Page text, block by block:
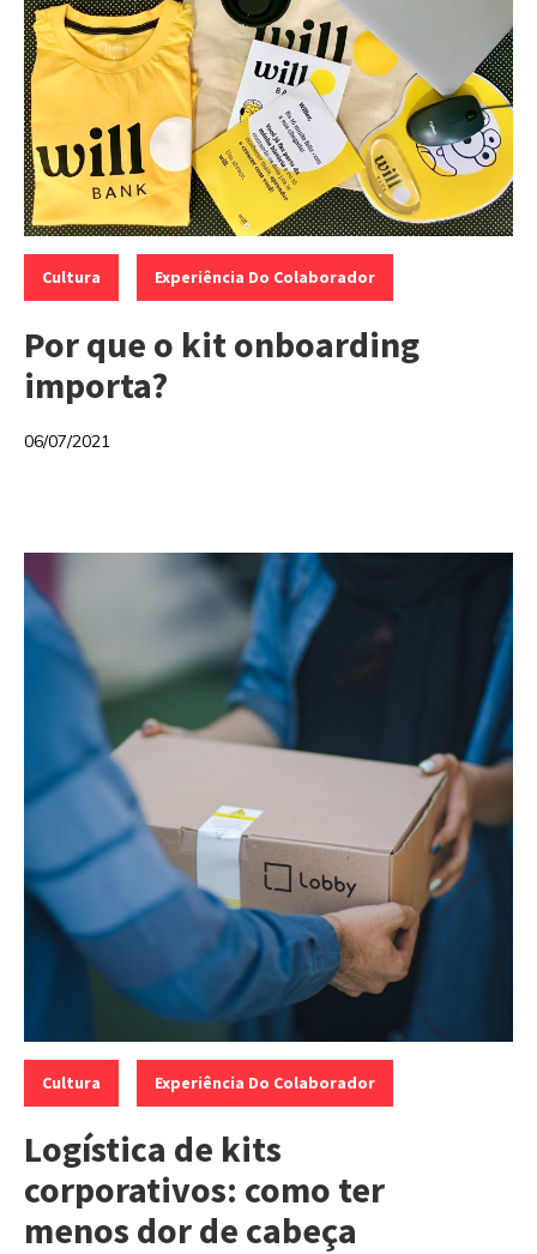
Categorias:
Cultura Experiência Do Colaborador
Por que o kit onboarding
importa?
06/07/2021
Categorias:
Cultura Experiência Do Colaborador
Logística de kits
corporativos: como ter
menos dor de cabeça